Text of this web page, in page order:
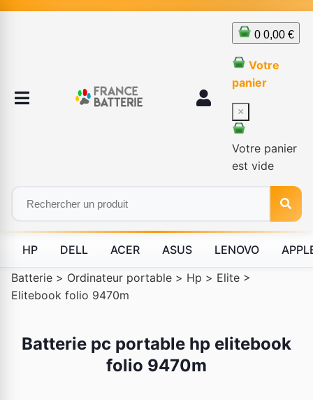
0 0,00 €
Votre
panier
×
Votre panier
est vide
HP DELL ACER ASUS LENOVO
Batterie > Ordinateur portable > Hp > Elite >
Elitebook folio 9470m
Batterie pc portable hp elitebook
folio 9470m